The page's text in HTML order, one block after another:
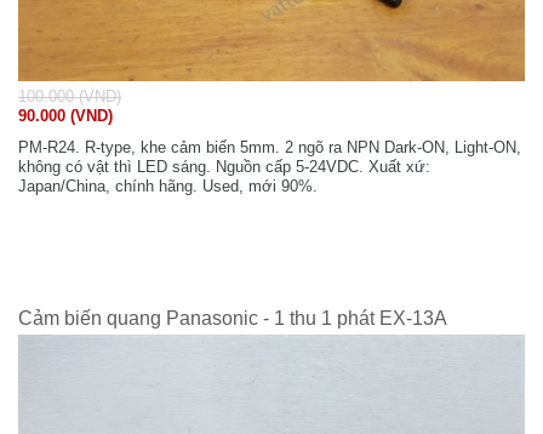
100.000 (VND)
90.000 (VND)
PM-R24. R-type, khe cảm biến 5mm. 2 ngõ ra NPN Dark-ON, Light-ON,
không có vật thì LED sáng. Nguồn cấp 5-24VDC. Xuất xứ:
Japan/China, chính hãng. Used, mới 90%.
Cảm biến quang Panasonic - 1 thu 1 phát EX-13A